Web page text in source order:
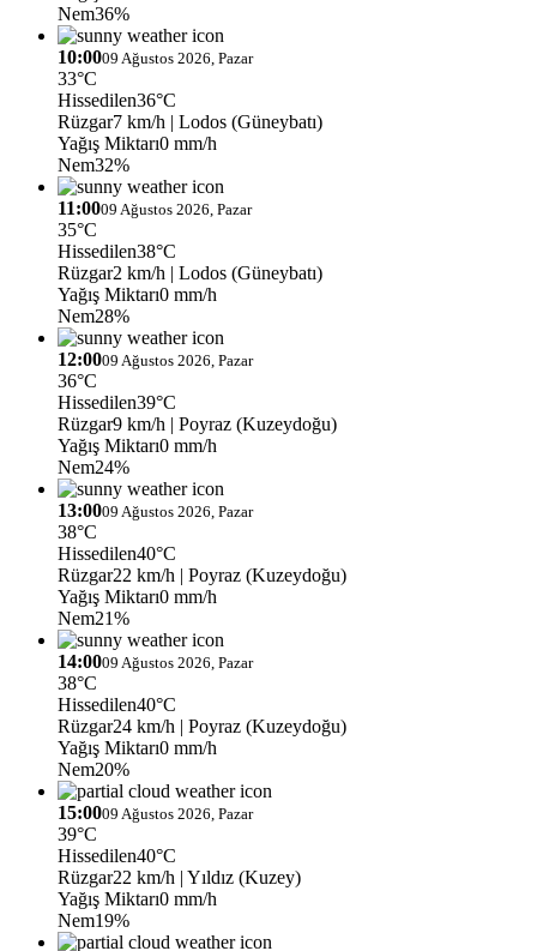
Nem36%
10:0009 Ağustos 2026, Pazar
33°C
Hissedilen36°C
Rüzgar7 km/h | Lodos (Güneybatı)
Yağış Miktarı0 mm/h
Nem32%
11:0009 Ağustos 2026, Pazar
35°C
Hissedilen38°C
Rüzgar2 km/h | Lodos (Güneybatı)
Yağış Miktarı0 mm/h
Nem28%
12:0009 Ağustos 2026, Pazar
36°C
Hissedilen39°C
Rüzgar9 km/h | Poyraz (Kuzeydoğu)
Yağış Miktarı0 mm/h
Nem24%
13:0009 Ağustos 2026, Pazar
38°C
Hissedilen40°C
Rüzgar22 km/h | Poyraz (Kuzeydoğu)
Yağış Miktarı0 mm/h
Nem21%
14:0009 Ağustos 2026, Pazar
38°C
Hissedilen40°C
Rüzgar24 km/h | Poyraz (Kuzeydoğu)
Yağış Miktarı0 mm/h
Nem20%
15:0009 Ağustos 2026, Pazar
39°C
Hissedilen40°C
Rüzgar22 km/h | Yıldız (Kuzey)
Yağış Miktarı0 mm/h
Nem19%